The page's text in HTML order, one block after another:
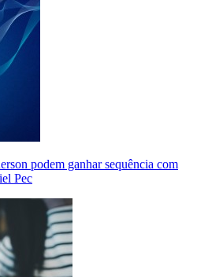
podem ganhar sequência com
Pec